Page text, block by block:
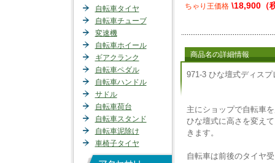
自転車タイヤ
自転車チューブ
変速機
自転車ホイール
ギアクランク
自転車ペダル
自転車ハンドル
サドル
自転車荷台
自転車スタンド
自転車泥除け
車椅子タイヤ
ちゃり王価格 \18,900（
商品名の詳細情報
971-3 ひな壇式ディス
主にショップで自転車
ひな壇式に高さを変え
きます。
自転車は前後のタイヤ